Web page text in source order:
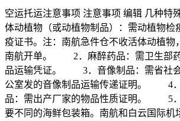
空运托运注意事项 注意事项 编辑 几种特
体动植物（或动植物制品）：需动植物检
疫证书。注：南航急件仓不收活体动植物
南航开单。 2．麻醉药品：需卫生部
品运输凭证。 3．音像制品：需省社
公室发的音像制品运输传递证明。 4
品：需出产厂家的物品性质证明。 5．
要不同的海鲜包装箱。南航和白云国际机